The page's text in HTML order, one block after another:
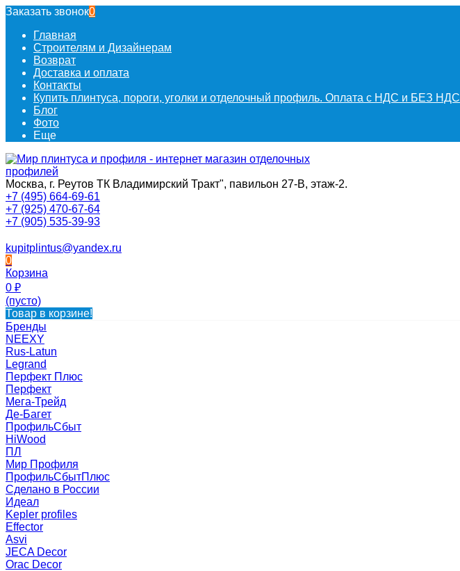
Заказать звонок0
Главная
Строителям и Дизайнерам
Возврат
Доставка и оплата
Контакты
Купить плинтуса, пороги, уголки и отделочный профиль. Оплата с НДС и БЕЗ НДС
Блог
Фото
Еще
Москва, г. Реутов ТК Владимирский Тракт", павильон 27-В, этаж-2.
+7 (495) 664-69-61
+7 (925) 470-67-64
+7 (905) 535-39-93
kupitplintus@yandex.ru
0
Корзина
0 ₽
(пусто)
Товар в корзине!
Бренды
NEEXY
Rus-Latun
Legrand
Перфект Плюс
Перфект
Мега-Трейд
Де-Багет
ПрофильСбыт
HiWood
ПЛ
Мир Профиля
ПрофильСбытПлюс
Сделано в России
Идеал
Kepler profiles
Effector
Asvi
JECA Decor
Orac Decor